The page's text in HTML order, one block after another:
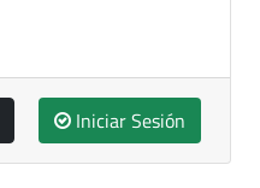
Iniciar Sesión